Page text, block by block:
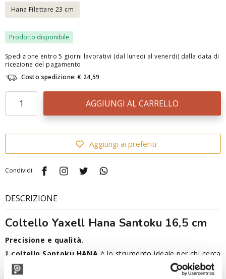
Hana Filettare 23 cm
Prodotto disponibile
Spedizione entro 5 giorni lavorativi (dal lunedi al venerdi) dalla data di
ricezione del pagamento.
Costo spedizione: € 24,59
AGGIUNGI AL CARRELLO
Aggiungi ai preferiti
Condividi:
DESCRIZIONE
Coltello Yaxell Hana Santoku 16,5 cm
Precisione e qualità.
Il coltello Santoku HANA è lo strumento ideale per chi cerca
precisione, versatilità ed eleganza in cucina. Progettato per
affettare, tritare e tagliare a cubetti con estrema facilità, è